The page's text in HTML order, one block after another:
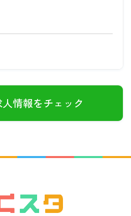
情報をチェック